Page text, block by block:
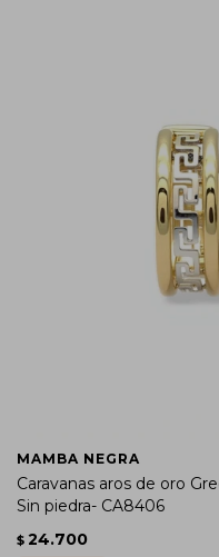
MAMBA NEGRA
Caravanas aros de oro
Sin piedra- CA8406
$ 24.700